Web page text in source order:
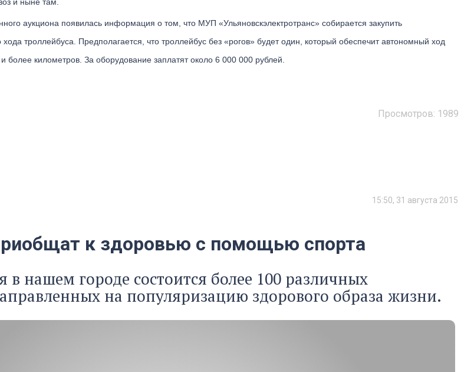
аукциона появилась информация о том, что МУП «Ульяновскэлектротранс» собирается закупить
троллейбуса. Предполагается, что троллейбус без «рогов» будет один, который обеспечит автономный ход
более километров. За оборудование заплатят около 6 000 000 рублей.
Просмотров: 1989
15:50, 31 августа 2015
к здоровью с помощью спорта
в нашем городе состоится более 100 различных
на популяризацию здорового образа жизни.